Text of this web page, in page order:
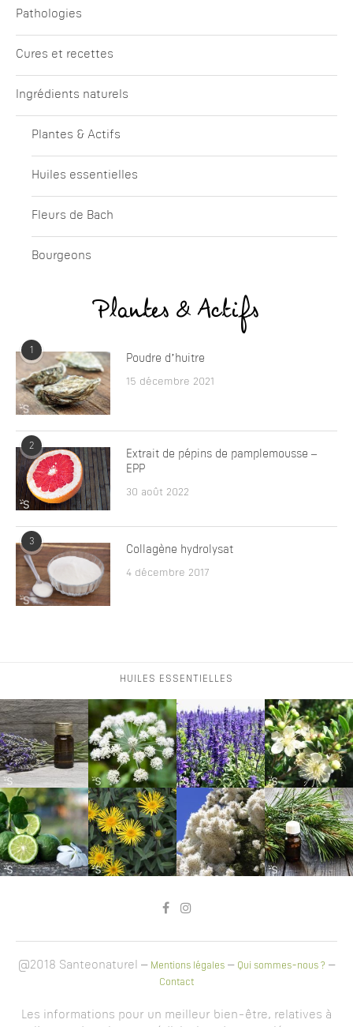
Pathologies
Cures et recettes
Ingrédients naturels
Plantes & Actifs
Huiles essentielles
Fleurs de Bach
Bourgeons
Plantes & Actifs
Poudre d’huitre
15 décembre 2021
2
Extrait de pépins de pamplemousse –
EPP
30 août 2022
3
Collagène hydrolysat
4 décembre 2017
HUILES ESSENTIELLES
@2018 Santeonaturel – Mentions légales – Qui sommes-nous ? –
Contact
Les informations pour un meilleur bien-être, relatives à